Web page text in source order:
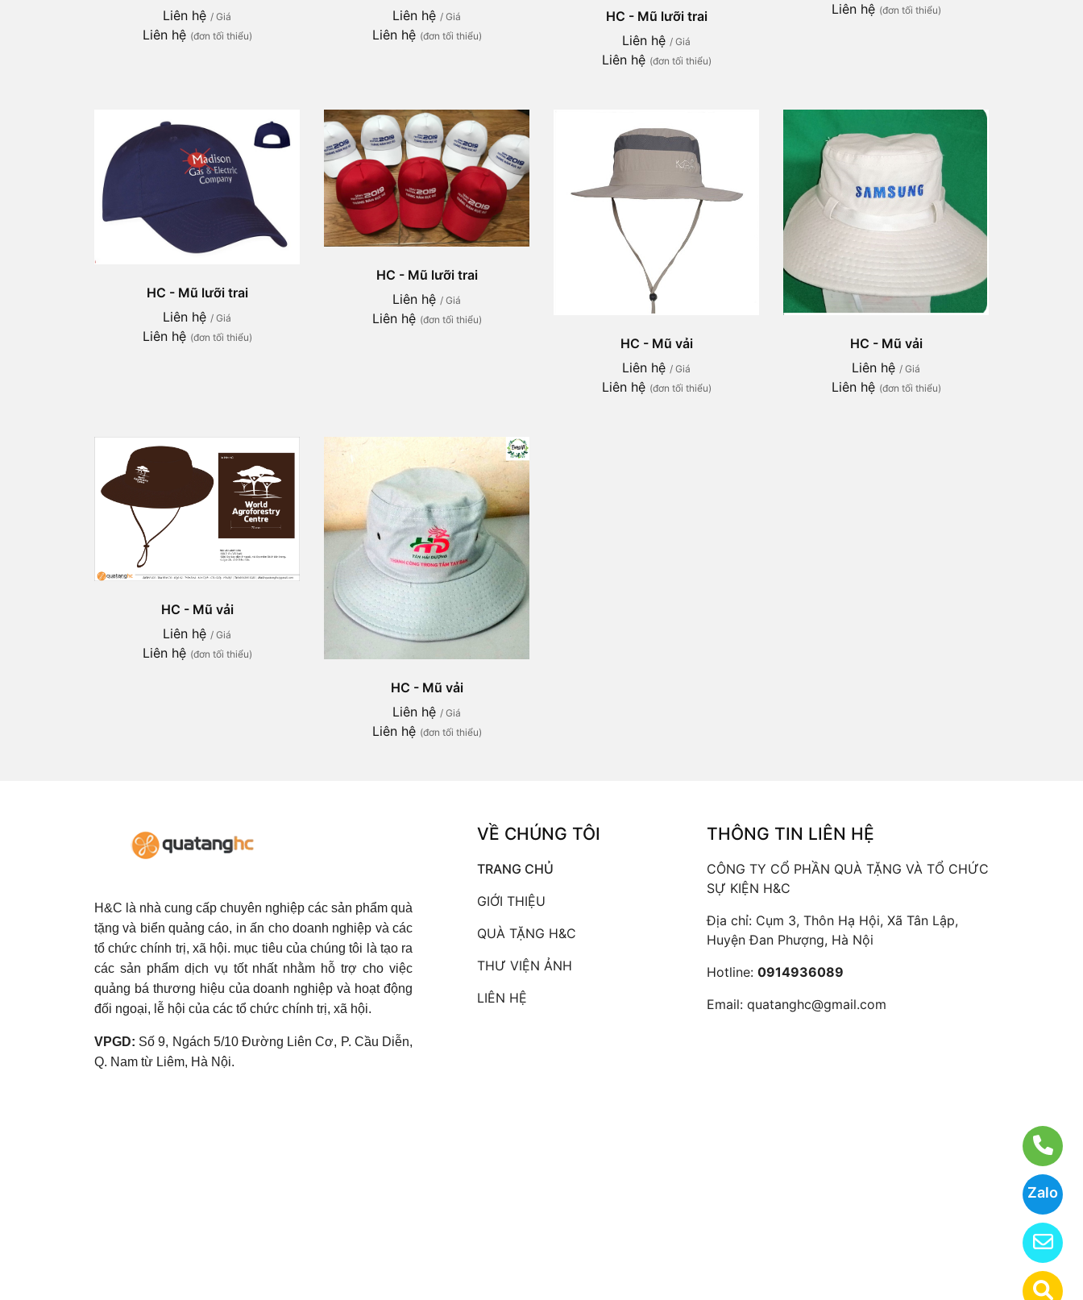
Zalo
Liên hệ / Giá
Liên hệ (đơn tối thiểu)
Liên hệ / Giá
Liên hệ (đơn tối thiểu)
HC - Mũ lưỡi trai
Liên hệ / Giá
Liên hệ (đơn tối thiểu)
Liên hệ (đơn tối thiểu)
HC - Mũ lưỡi trai
Liên hệ / Giá
Liên hệ (đơn tối thiểu)
HC - Mũ lưỡi trai
Liên hệ / Giá
Liên hệ (đơn tối thiểu)
HC - Mũ vải
Liên hệ / Giá
Liên hệ (đơn tối thiểu)
HC - Mũ vải
Liên hệ / Giá
Liên hệ (đơn tối thiểu)
HC - Mũ vải
Liên hệ / Giá
Liên hệ (đơn tối thiểu)
HC - Mũ vải
Liên hệ / Giá
Liên hệ (đơn tối thiểu)
H&C là nhà cung cấp chuyên nghiệp các sản phẩm quà
tặng và biển quảng cáo, in ấn cho doanh nghiệp và các
tổ chức chính trị, xã hội. mục tiêu của chúng tôi là tạo ra
các sản phẩm dịch vụ tốt nhất nhằm hỗ trợ cho việc
quảng bá thương hiệu của doanh nghiệp và hoạt động
đối ngoại, lễ hội của các tổ chức chính trị, xã hội.
VPGD: Số 9, Ngách 5/10 Đường Liên Cơ, P. Cầu Diễn,
Q. Nam từ Liêm, Hà Nội.
VỀ CHÚNG TÔI
TRANG CHỦ
GIỚI THIỆU
QUÀ TẶNG H&C
THƯ VIỆN ẢNH
LIÊN HỆ
THÔNG TIN LIÊN HỆ
CÔNG TY CỔ PHẦN QUÀ TẶNG VÀ TỔ CHỨC
SỰ KIỆN H&C
Địa chỉ: Cụm 3, Thôn Hạ Hội, Xã Tân Lập,
Huyện Đan Phượng, Hà Nội
Hotline: 0914936089
Email: quatanghc@gmail.com